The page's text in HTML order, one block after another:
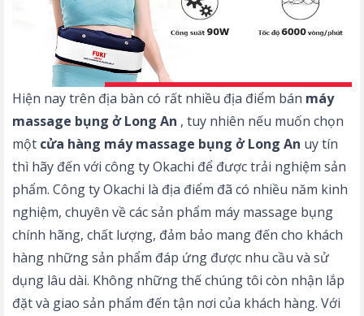
Hiện nay trên địa bàn có rất nhiều địa điểm bán máy
massage bụng ở Long An , tuy nhiên nếu muốn chọn
một cửa hàng máy massage bụng ở Long An uy tín
thì hãy đến với công ty Okachi để được trải nghiệm sản
phẩm. Công ty Okachi là địa điểm đã có nhiều năm kinh
nghiệm, chuyên về các sản phẩm máy massage bụng
chính hãng, chất lượng, đảm bảo mang đến cho khách
hàng những sản phẩm đáp ứng được nhu cầu và sử
dụng lâu dài. Không những thế chúng tôi còn nhận lắp
đặt và giao sản phẩm đến tận nơi của khách hàng. Với